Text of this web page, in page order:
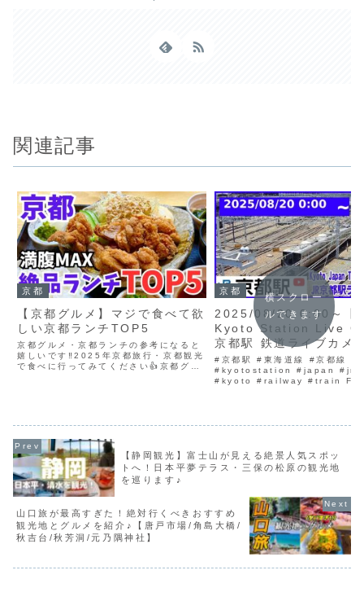
関連記事
京都
【京都グルメ】マジで食べて欲
しい京都ランチTOP5
京都グルメ・京都ランチの参考になると
嬉しいです‼︎2025年京都旅行・京都観光
で食べに行ってみてください👍京都グル
京都
2025/08/20 0:00～【
Kyoto Station Live
京都駅 鉄道ライブカメ
ライブカメラ 京都駅 新
東海道線 TrainCam
#京都駅 #東海道線 #京都線
#kyotostation #japan #jr
#kyoto #railway #train
横スクロー
ルできます
【静岡観光】富士山が見える絶景人気スポッ
トへ！日本平夢テラス・三保の松原の観光地
を巡ります♪
山口旅が最高すぎた！絶対行くべきおすすめ
観光地とグルメを紹介♪【唐戸市場/角島大橋/
秋吉台/秋芳洞/元乃隅神社】